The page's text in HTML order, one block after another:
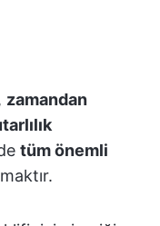
zamandan
tüm önemli